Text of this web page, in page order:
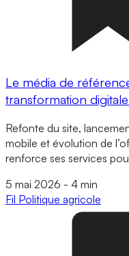
Le média de
transformation
Refonte du site,
mobile et évolution de
renforce ses services
5 mai 2026 - 4 min
Fil Politique agricole